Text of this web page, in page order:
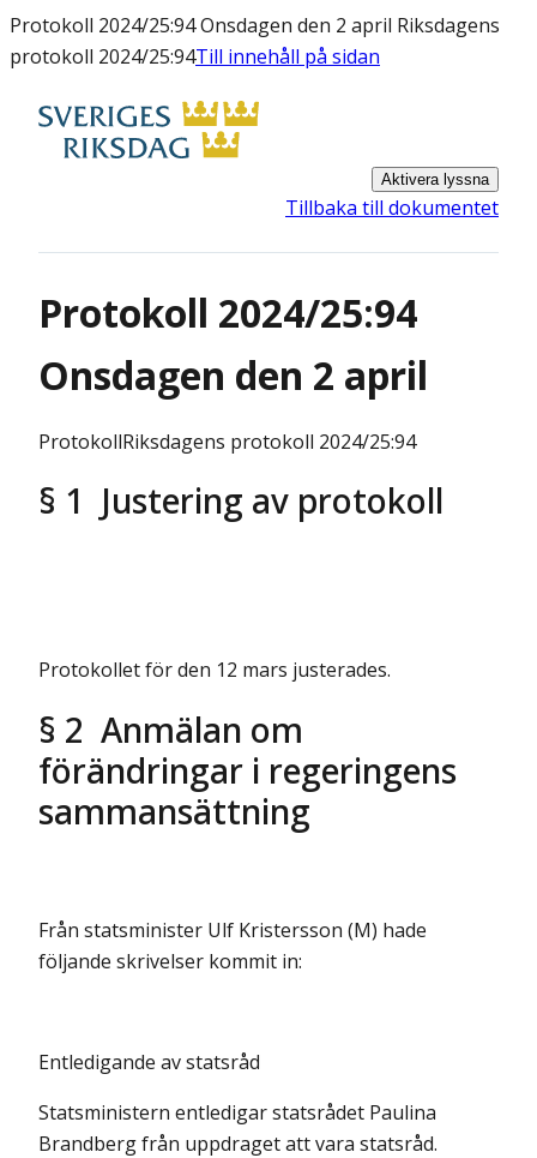
Protokoll 2024/25:94 Onsdagen den 2 april Riksdagens
protokoll 2024/25:94Till innehåll på sidan
Aktivera lyssna
Tillbaka till dokumentet
Protokoll 2024/25:94
Onsdagen den 2 april
ProtokollRiksdagens protokoll 2024/25:94
§ 1 Justering av protokoll
Protokollet för den 12 mars justerades.
§ 2 Anmälan om
förändringar i regeringens
sammansättning
Från statsminister Ulf Kristersson (M) hade
följande skrivelser kommit in:
Entledigande av statsråd
Statsministern entledigar statsrådet Paulina
Brandberg från uppdraget att vara statsråd.